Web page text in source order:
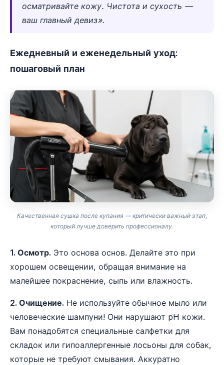
осматривайте кожу. Чистота и сухость —
ваш главный девиз».
Ежедневный и еженедельный уход:
пошаговый план
Качественная сушка после купания — критически важный этап,
который лучше доверить профессионалу.
1. Осмотр. Это основа основ. Делайте это при
хорошем освещении, обращая внимание на
малейшее покраснение, сыпь или влажность.
2. Очищение. Не используйте обычное мыло или
человеческие шампуни! Они нарушают pH кожи.
Вам понадобятся специальные салфетки для
складок или гипоаллергенные лосьоны для собак,
которые не требуют смывания. Аккуратно